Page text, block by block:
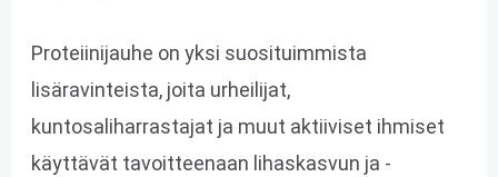
Proteiinijauhe on yksi suosituimmista
lisäravinteista, joita urheilijat,
kuntosaliharrastajat ja muut aktiiviset ihmiset
käyttävät tavoitteenaan lihaskasvun ja -